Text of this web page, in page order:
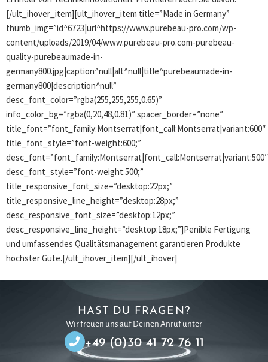
[/ult_ihover_item][ult_ihover_item title=”Made in Germany”
thumb_img=”id^6723|url^https://www.purebeau-pro.com/wp-
content/uploads/2019/04/www.purebeau-pro.com-purebeau-
quality-purebeaumade-in-
germany800.jpg|caption^null|alt^null|title^purebeaumade-in-
germany800|description^null”
desc_font_color=”rgba(255,255,255,0.65)”
info_color_bg=”rgba(0,20,48,0.81)” spacer_border=”none”
title_font=”font_family:Montserrat|font_call:Montserrat|variant:600″
title_font_style=”font-weight:600;”
desc_font=”font_family:Montserrat|font_call:Montserrat|variant:500″
desc_font_style=”font-weight:500;”
title_responsive_font_size=”desktop:22px;”
title_responsive_line_height=”desktop:28px;”
desc_responsive_font_size=”desktop:12px;”
desc_responsive_line_height=”desktop:18px;”]Penible Fertigung
und umfassendes Qualitätsmanagement garantieren Produkte
höchster Güte.[/ult_ihover_item][/ult_ihover]
HAST DU FRAGEN?
Wir freuen uns auf Deinen Anruf unter
+49 (0)30 41 72 76 11